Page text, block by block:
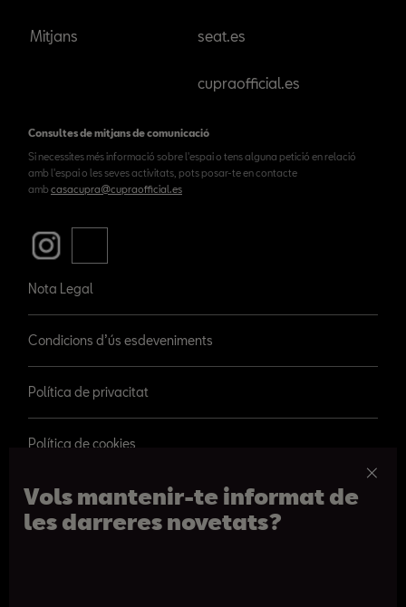
Vols mantenir-te informat de
les darreres novetats?
Mitjans seat.es
cupraofficial.es
Consultes de mitjans de comunicació
Si necessites més informació sobre l'espai o tens alguna petició en relació
amb l'espai o les seves activitats, pots posar-te en contacte
amb casacupra@cupraofficial.es
Nota Legal
Condicions d’ús esdeveniments
Política de privacitat
Política de cookies